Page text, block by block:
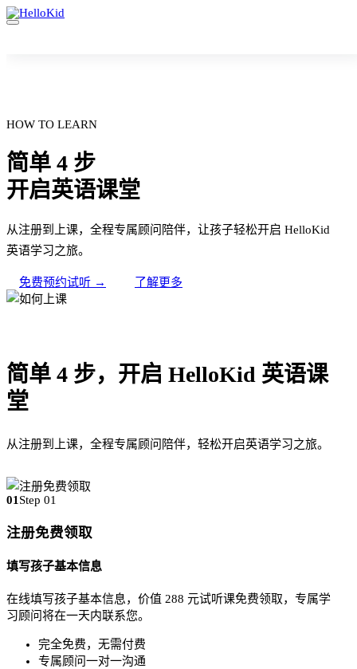
HOW TO LEARN
简单 4 步
开启英语课堂
从注册到上课，全程专属顾问陪伴，让孩子轻松开启 HelloKid
英语学习之旅。
免费预约试听 → 了解更多
简单 4 步，开启 HelloKid 英语课
堂
从注册到上课，全程专属顾问陪伴，轻松开启英语学习之旅。
01 Step 01
注册免费领取
填写孩子基本信息
在线填写孩子基本信息，价值 288 元试听课免费领取，专属学
习顾问将在一天内联系您。
完全免费，无需付费
专属顾问一对一沟通